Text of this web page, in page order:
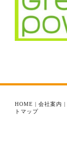
HOME | 会社案内 |
トマップ